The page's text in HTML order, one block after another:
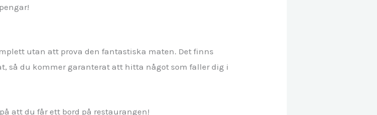
utan att prova den fantastiska maten. Det finns
så du kommer garanterat att hitta något som faller dig i
att du får ett bord på restaurangen!